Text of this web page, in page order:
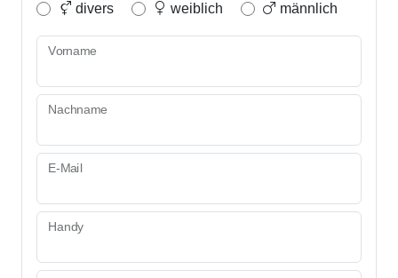
divers weiblich männlich
Vorname
Nachname
E-Mail
Handy